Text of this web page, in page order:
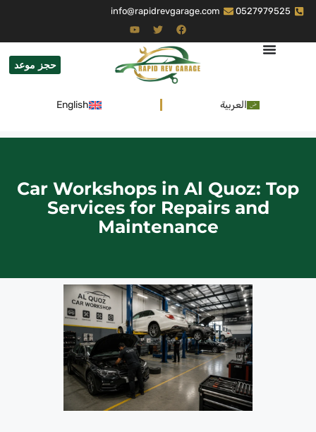
0527979525
info@rapidrevgarage.com
حجز موعد
العربية English
Car Workshops in Al Quoz: Top
Services for Repairs and
Maintenance